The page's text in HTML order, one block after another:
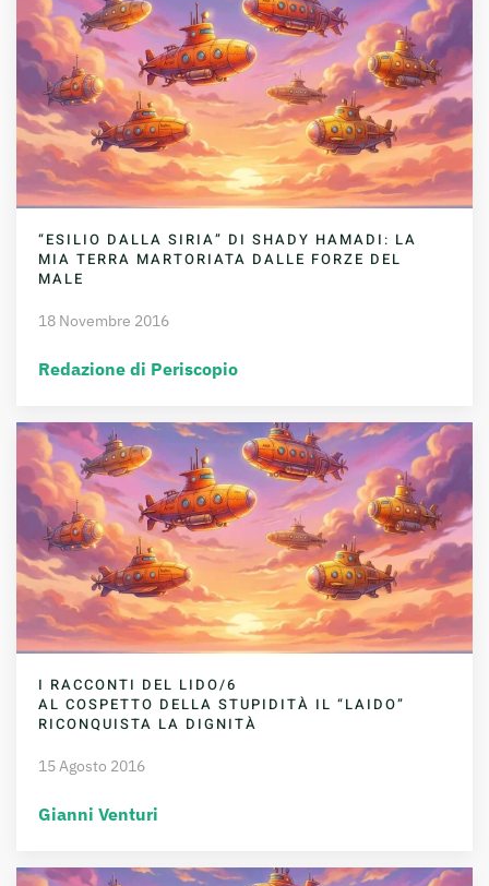
“ESILIO DALLA SIRIA” DI SHADY HAMADI: LA
MIA TERRA MARTORIATA DALLE FORZE DEL
MALE
18 Novembre 2016
Redazione di Periscopio
I RACCONTI DEL LIDO/6
AL COSPETTO DELLA STUPIDITÀ IL “LAIDO”
RICONQUISTA LA DIGNITÀ
15 Agosto 2016
Gianni Venturi